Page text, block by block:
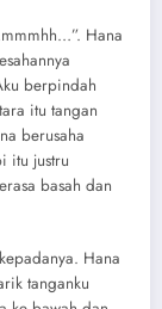
Hana
berpindah
itu tangan
berusaha
itu justru
basah dan
Hana
tanganku